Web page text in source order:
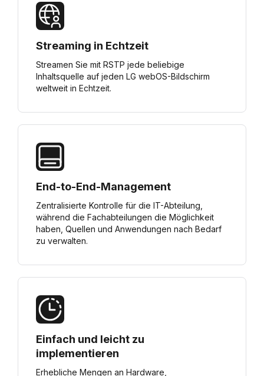
Streaming in Echtzeit
Streamen Sie mit RSTP jede beliebige
Inhaltsquelle auf jeden LG webOS-Bildschirm
weltweit in Echtzeit.
End-to-End-Management
Zentralisierte Kontrolle für die IT-Abteilung,
während die Fachabteilungen die Möglichkeit
haben, Quellen und Anwendungen nach Bedarf
zu verwalten.
Einfach und leicht zu
implementieren
Erhebliche Mengen an Hardware,